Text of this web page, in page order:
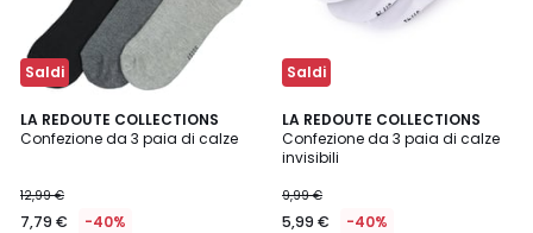
Saldi
LA REDOUTE COLLECTIONS
Confezione da 3 paia di calze
12,99 €
7,79 € -40%
4,8
/ 5
Saldi
LA REDOUTE COLLECTIONS
Confezione da 3 paia di calze
invisibili
9,99 €
5,99 € -40%
4,2
/ 5